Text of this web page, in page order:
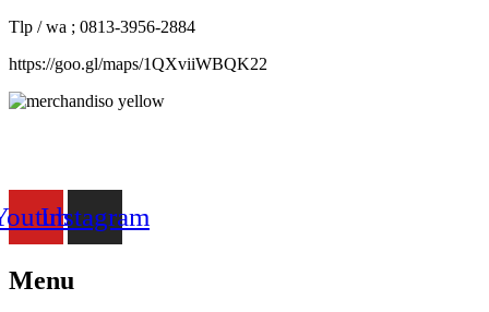
Tlp / wa ; 0813-3956-2884
https://goo.gl/maps/1QXviiWBQK22
Instagram
Menu